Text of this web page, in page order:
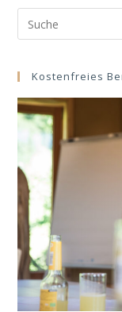
Beruf!
Search
this
Kostenfreies